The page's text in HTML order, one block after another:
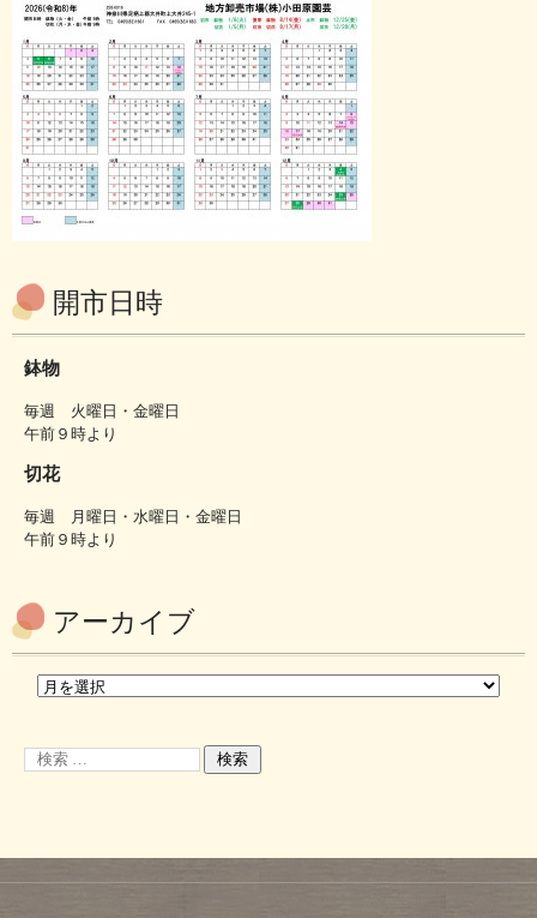
開市日時
鉢物
毎週 火曜日・金曜日
午前９時より
切花
毎週 月曜日・水曜日・金曜日
午前９時より
アーカイブ